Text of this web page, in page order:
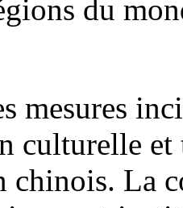
du
mesures
culturelle
chinois. La